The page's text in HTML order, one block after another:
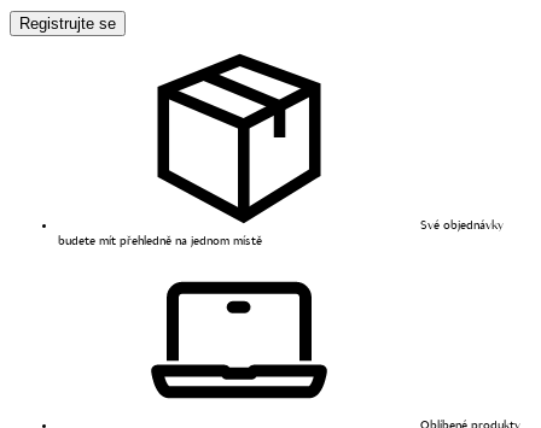
Registrujte se
Své objednávky
budete mít přehledně na jednom místě